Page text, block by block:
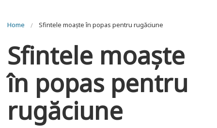
You are here
Home Sfintele moaște în popas pentru rugăciune
Sfintele moaște
în popas pentru
rugăciune